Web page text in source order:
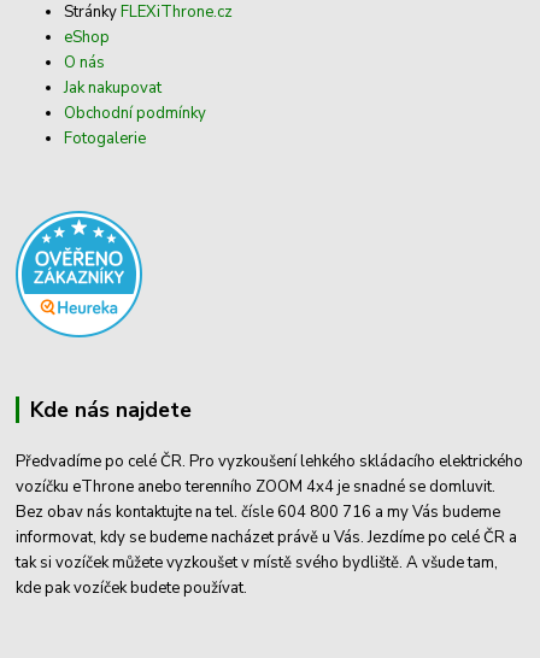
StránkyFLEXiThrone.cz
eShop
O nás
Jak nakupovat
Obchodní podmínky
Fotogalerie
Kde nás najdete
Předvadíme po celé ČR. Pro vyzkoušení lehkého skládacího elektrického
vozíčku eThrone anebo terenního ZOOM 4x4 je snadné se domluvit.
Bez obav nás kontaktujte na tel. čísle 604 800 716 a my Vás budeme
informovat, kdy se budeme nacházet právě u Vás. Jezdíme po celé ČR a
tak si vozíček můžete vyzkoušet v místě svého bydliště. A všude tam,
kde pak vozíček budete používat.